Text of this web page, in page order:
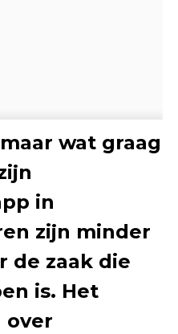
wat graag
in
zijn minder
de zaak die
is. Het
over